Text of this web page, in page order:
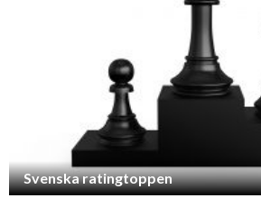
Svenska ratingtoppen